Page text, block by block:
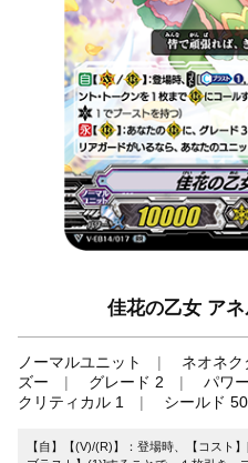
佳花の乙女 ア
ノーマルユニット ネオネク
ズー
グレード 2
パワ
クリティカル 1
シールド
【自】【(V)/(R)】：登場時、【コスト